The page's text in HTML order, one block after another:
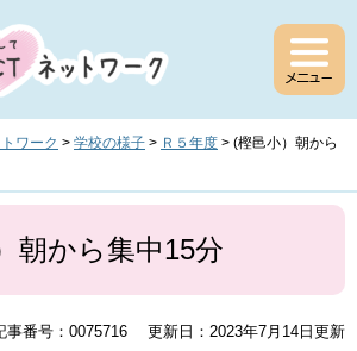
ワーク > 学校の様子 > Ｒ５年度 > (樫邑小）朝から
朝から集中15分
事番号：0075716 更新日：2023年7月14日更新